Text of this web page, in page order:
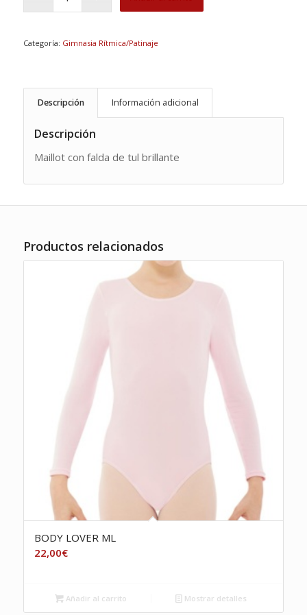
Categoría: Gimnasia Rítmica/Patinaje
Descripción Información adicional
Descripción
Maillot con falda de tul brillante
Productos relacionados
BODY LOVER ML
22,00€
Añadir al carrito Mostrar detalles